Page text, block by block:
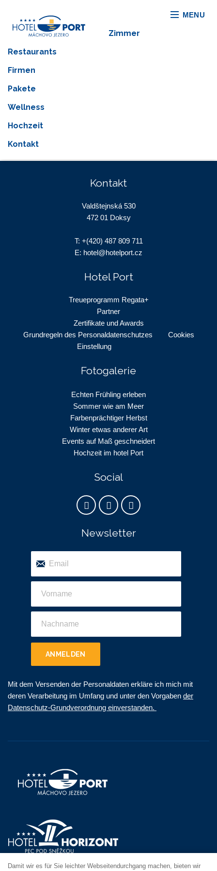
MENU
Zimmer
Restaurants
Firmen
Pakete
Wellness
Hochzeit
Kontakt
Facebook
Damit wir es für Sie leichter Webseitendurchgang machen, bieten wir
Kontakt
Valdštejnská 530
472 01 Doksy
T: +(420) 487 809 711
E: hotel@hotelport.cz
Hotel Port
Treueprogramm Regata+
Partner
Zertifikate und Awards
Grundregeln des Personaldatenschutzes
Cookies
Einstellung
Fotogalerie
Echten Frühling erleben
Sommer wie am Meer
Farbenprächtiger Herbst
Winter etwas anderer Art
Events auf Maß geschneidert
Hochzeit im hotel Port
Social
Newsletter
ANMELDEN
Mit dem Versenden der Personaldaten erkläre ich mich mit
deren Verarbeitung im Umfang und unter den Vorgaben der
Datenschutz-Grundverordnung einverstanden.